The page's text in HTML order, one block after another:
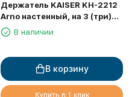
Держатель KAISER KH-2212
Arno настенный, на 3 (три)
освежителя воздуха
В наличии
В корзину